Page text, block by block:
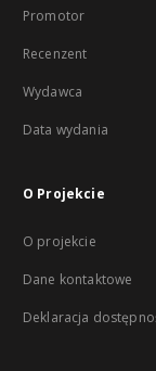
Promotor
Recenzent
Wydawca
Data wydania
O Projekcie
O projekcie
Dane kontaktowe
Deklaracja